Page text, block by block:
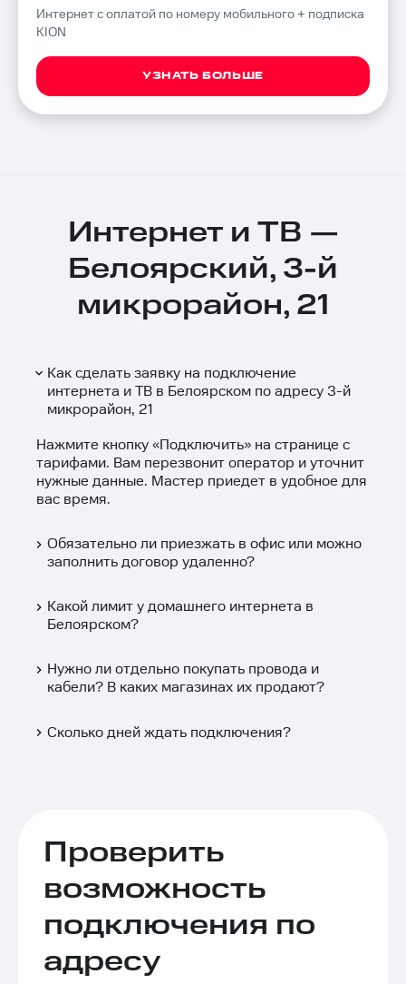
Интернет с оплатой по номеру мобильного + подписка
KION
УЗНАТЬ БОЛЬШЕ
Интернет и ТВ —
Белоярский, 3-й
микрорайон, 21
Как сделать заявку на подключение
интернета и ТВ в Белоярском по адресу 3-й
микрорайон, 21
Нажмите кнопку «Подключить» на странице с
тарифами. Вам перезвонит оператор и уточнит
нужные данные. Мастер приедет в удобное для
вас время.
Обязательно ли приезжать в офис или можно
заполнить договор удаленно?
Какой лимит у домашнего интернета в
Белоярском?
Нужно ли отдельно покупать провода и
кабели? В каких магазинах их продают?
Сколько дней ждать подключения?
Проверить
возможность
подключения по
адресу